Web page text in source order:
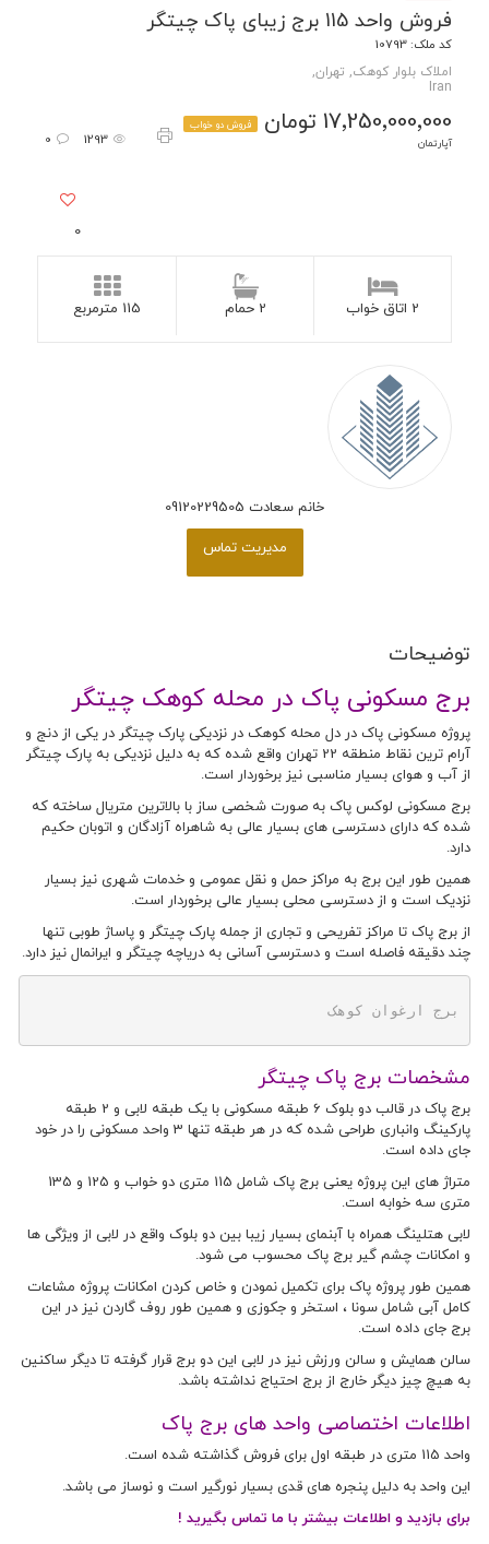
فروش واحد 115 برج زیبای پاک چیتگر
کد ملک: 10793
املاک بلوار کوهک, تهران,
Iran
17٬250٬000٬000 تومان
فروش دو خواب
آپارتمان
1293
0
115 مترمربع
خانم سعادت 09120229505
مدیریت تماس
توضیحات
برج مسکونی پاک در محله کوهک چیتگر
پروژه مسکونی پاک در دل محله کوهک در نزدیکی پارک چیتگر در یکی از دنج و
آرام ترین نقاط منطقه 22 تهران واقع شده که به دلیل نزدیکی به پارک چیتگر
از آب و هوای بسیار مناسبی نیز برخوردار است.
برج مسکونی لوکس پاک به صورت شخصی ساز با بالاترین متریال ساخته که
شده که دارای دسترسی های بسیار عالی به شاهراه آزادگان و اتوبان حکیم
دارد.
همین طور این برج به مراکز حمل و نقل عمومی و خدمات شهری نیز بسیار
نزدیک است و از دسترسی محلی بسیار عالی برخوردار است.
از برج پاک تا مراکز تفریحی و تجاری از جمله پارک چیتگر و پاساژ طوبی تنها
چند دقیقه فاصله است و دسترسی آسانی به دریاچه چیتگر و ایرانمال نیز دارد.
برج ارغوان کوهک
مشخصات برج پاک چیتگر
برج پاک در قالب دو بلوک 6 طبقه مسکونی با یک طبقه لابی و 2 طبقه
پارکینگ وانباری طراحی شده که در هر طبقه تنها 3 واحد مسکونی را در خود
جای داده است.
متراژ های این پروژه یعنی برج پاک شامل 115 متری دو خواب و 125 و 135
متری سه خوابه است.
لابی هتلینگ همراه با آبنمای بسیار زیبا بین دو بلوک واقع در لابی از ویژگی ها
و امکانات چشم گیر برج پاک محسوب می شود.
همین طور پروژه پاک برای تکمیل نمودن و خاص کردن امکانات پروژه مشاعات
کامل آبی شامل سونا ، استخر و جکوزی و همین طور روف گاردن نیز در این
برج جای داده است.
سالن همایش و سالن ورزش نیز در لابی این دو برج قرار گرفته تا دیگر ساکنین
به هیچ چیز دیگر خارج از برج احتیاج نداشته باشد.
اطلاعات اختصاصی واحد های برج پاک
واحد 115 متری در طبقه اول برای فروش گذاشته شده است.
این واحد به دلیل پنجره های قدی بسیار نورگیر است و نوساز می باشد.
برای بازدید و اطلاعات بیشتر با ما تماس بگیرید !